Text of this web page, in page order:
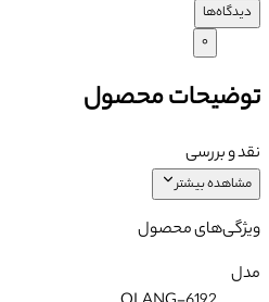
دیدگاه‌ها
۰
توضیحات محصول
نقد و بررسی
مشاهده بیشتر
ویژگی‌های محصول
مدل